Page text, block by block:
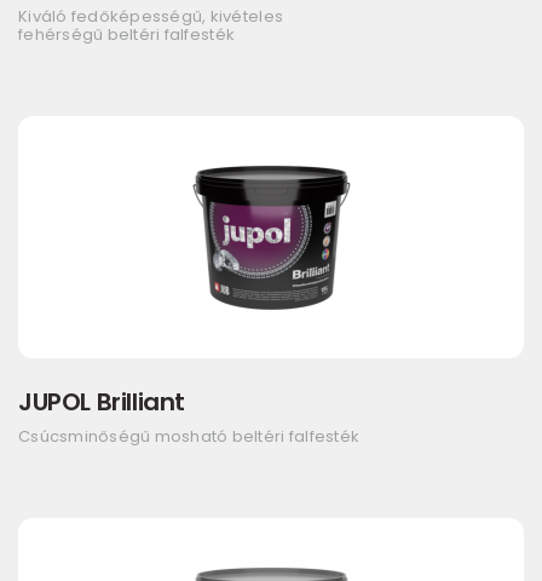
Kiváló fedőképességű, kivételes
fehérségű beltéri falfesték
JUPOL Brilliant
Csúcsminőségű mosható beltéri falfesték